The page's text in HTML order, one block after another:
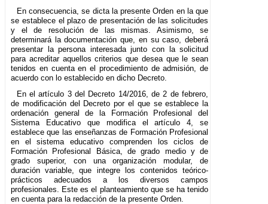
En consecuencia, se dicta la presente Orden en la que
se establece el plazo de presentación de las solicitudes
y el de resolución de las mismas. Asimismo, se
determinará la documentación que, en su caso, deberá
presentar la persona interesada junto con la solicitud
para acreditar aquellos criterios que desea que le sean
tenidos en cuenta en el procedimiento de admisión, de
acuerdo con lo establecido en dicho Decreto.
En el artículo 3 del Decreto 14/2016, de 2 de febrero,
de modificación del Decreto por el que se establece la
ordenación general de la Formación Profesional del
Sistema Educativo que modifica el artículo 4, se
establece que las enseñanzas de Formación Profesional
en el sistema educativo comprenden los ciclos de
Formación Profesional Básica, de grado medio y de
grado superior, con una organización modular, de
duración variable, que integre los contenidos teórico-
prácticos adecuados a los diversos campos
profesionales. Este es el planteamiento que se ha tenido
en cuenta para la redacción de la presente Orden.